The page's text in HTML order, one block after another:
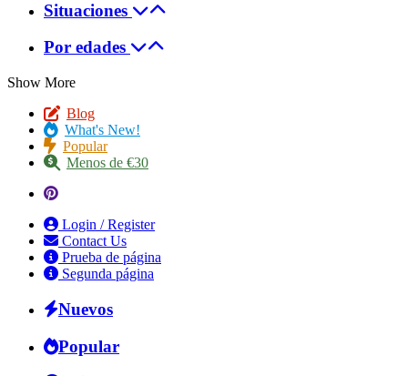
Situaciones
Por edades
Show More
Blog
What's New!
Popular
Menos de €30
Login / Register
Contact Us
Prueba de página
Segunda página
Nuevos
Popular